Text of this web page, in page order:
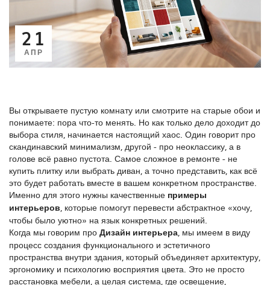
21
АПР
Вы открываете пустую комнату или смотрите на старые обои и
понимаете: пора что-то менять. Но как только дело доходит до
выбора стиля, начинается настоящий хаос. Один говорит про
скандинавский минимализм, другой - про неоклассику, а в
голове всё равно пустота. Самое сложное в ремонте - не
купить плитку или выбрать диван, а точно представить, как всё
это будет работать вместе в вашем конкретном пространстве.
Именно для этого нужны качественные примеры
интерьеров, которые помогут перевести абстрактное «хочу,
чтобы было уютно» на язык конкретных решений.
Когда мы говорим про Дизайн интерьера, мы имеем в виду
процесс создания функционального и эстетичного
пространства внутри здания, который объединяет архитектуру,
эргономику и психологию восприятия цвета. Это не просто
расстановка мебели, а целая система, где освещение,